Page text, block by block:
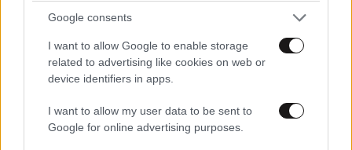
Google consents
I want to allow Google to enable storage
related to advertising like cookies on web or
device identifiers in apps.
I want to allow my user data to be sent to
Google for online advertising purposes.
Το ιδιαίτερα άκαμπτο πλαίσιο, χαμηλωμένο κατά 15
εκατ., σε συνδυασμό με την σφιχτή ανάρτηση,
ορίζουν ένα από τα πιο σπορτίφ οδηγικά SUV της
αγοράς. Με ευκολία χρήσης, ευελιξία, άπλετη
ορατότητα, εύκολο παρκάρισμα και σβέλτες
επιδόσεις, το Kamiq Monte Carlo μπορεί να